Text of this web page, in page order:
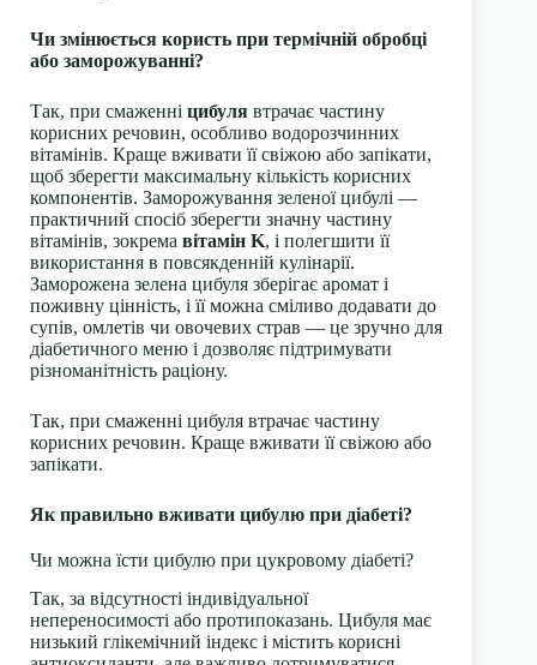
Чи змінюється користь при термічній обробці
або заморожуванні?
Так, при смаженні цибуля втрачає частину
корисних речовин, особливо водорозчинних
вітамінів. Краще вживати її свіжою або запікати,
щоб зберегти максимальну кількість корисних
компонентів. Заморожування зеленої цибулі —
практичний спосіб зберегти значну частину
вітамінів, зокрема вітамін K, і полегшити її
використання в повсякденній кулінарії.
Заморожена зелена цибуля зберігає аромат і
поживну цінність, і її можна сміливо додавати до
супів, омлетів чи овочевих страв — це зручно для
діабетичного меню і дозволяє підтримувати
різноманітність раціону.
Так, при смаженні цибуля втрачає частину
корисних речовин. Краще вживати її свіжою або
запікати.
Як правильно вживати цибулю при діабеті?
Чи можна їсти цибулю при цукровому діабеті?
Так, за відсутності індивідуальної
непереносимості або протипоказань. Цибуля має
низький глікемічний індекс і містить корисні